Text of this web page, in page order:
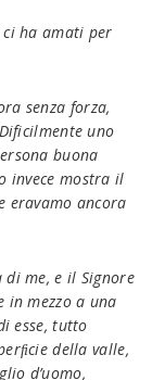
ha amati per
senza forza,
Dificilmente uno
buona
invece mostra il
eravamo ancora
di me, e il Signore
mezzo a una
esse,tutto
della valle,
d’uomo,